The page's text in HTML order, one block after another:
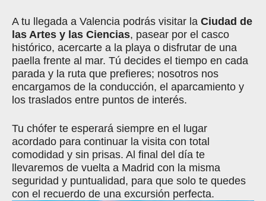
A tu llegada a Valencia podrás visitar la Ciudad de
las Artes y las Ciencias, pasear por el casco
histórico, acercarte a la playa o disfrutar de una
paella frente al mar. Tú decides el tiempo en cada
parada y la ruta que prefieres; nosotros nos
encargamos de la conducción, el aparcamiento y
los traslados entre puntos de interés.
Tu chófer te esperará siempre en el lugar
acordado para continuar la visita con total
comodidad y sin prisas. Al final del día te
llevaremos de vuelta a Madrid con la misma
seguridad y puntualidad, para que solo te quedes
con el recuerdo de una excursión perfecta.